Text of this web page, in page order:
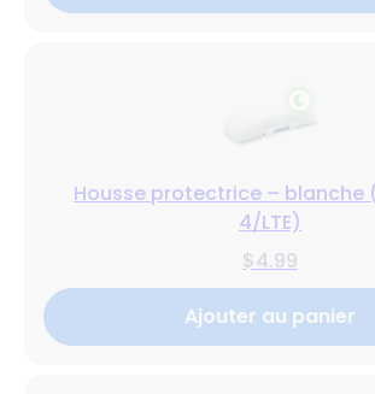
Housse protectrice – blanche
4/LTE)
$4.99
Ajouter au panier